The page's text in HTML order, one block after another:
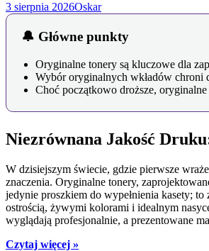
3 sierpnia 2026Oskar
🔔 Główne punkty
Oryginalne tonery są kluczowe dla
Wybór oryginalnych wkładów chroni
Choć początkowo droższe,
Niezrównana Jakość
W dzisiejszym świecie, gdzie pierwsze
znaczenia. Oryginalne tonery,
jedynie proszkiem do wypełnienia kasety;
ostrością, żywymi kolorami i idealnym
wyglądają profesjonalnie, a prezentowane
Czytaj więcej »